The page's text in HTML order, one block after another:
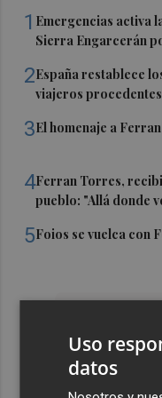
1 Emergencias activa
Sierra Engarcerán
2España restablece
viajeros
3El homenaje a
4Ferran Torres,
pueblo: "Allá donde
5Foios se vuelca con
Uso
datos